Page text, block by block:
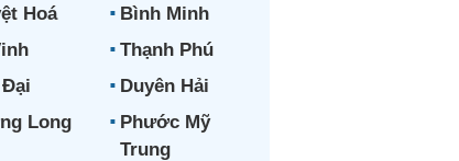
Hoá
Bình Minh
Thạnh Phú
Duyên Hải
Long
Phước Mỹ
Trung